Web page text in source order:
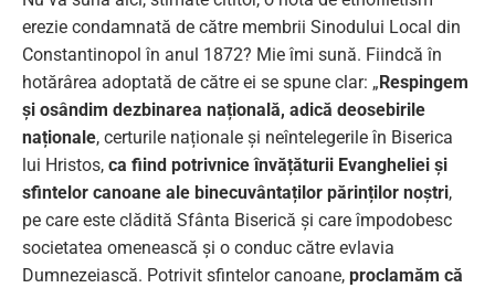
erezie condamnată de către membrii Sinodului Local din
Constantinopol în anul 1872? Mie îmi sună. Fiindcă în
hotărârea adoptată de către ei se spune clar: „ Respingem
și osândim dezbinarea națională, adică deosebirile
naționale, certurile naționale și neîntelegerile în Biserica
lui Hristos, ca fiind potrivnice învățăturii Evangheliei și
sfintelor canoane ale binecuvântaților părinților noștri,
pe care este clădită Sfânta Biserică și care împodobesc
societatea omenească și o conduc către evlavia
Dumnezeiască. Potrivit sfintelor canoane, proclamăm că